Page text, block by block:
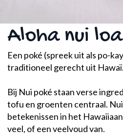
Aloha nui loa
Een poké (spreek uit als po-
traditioneel gerecht uit Hawaï.
Bij Nui poké staan verse
tofu en groenten centraal.
betekenissen in het
veel, of een veelvoud van.